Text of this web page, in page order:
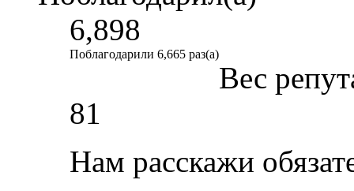
6,898
Поблагодарили 6,665 раз(а)
Вес
81
Нам расскажи